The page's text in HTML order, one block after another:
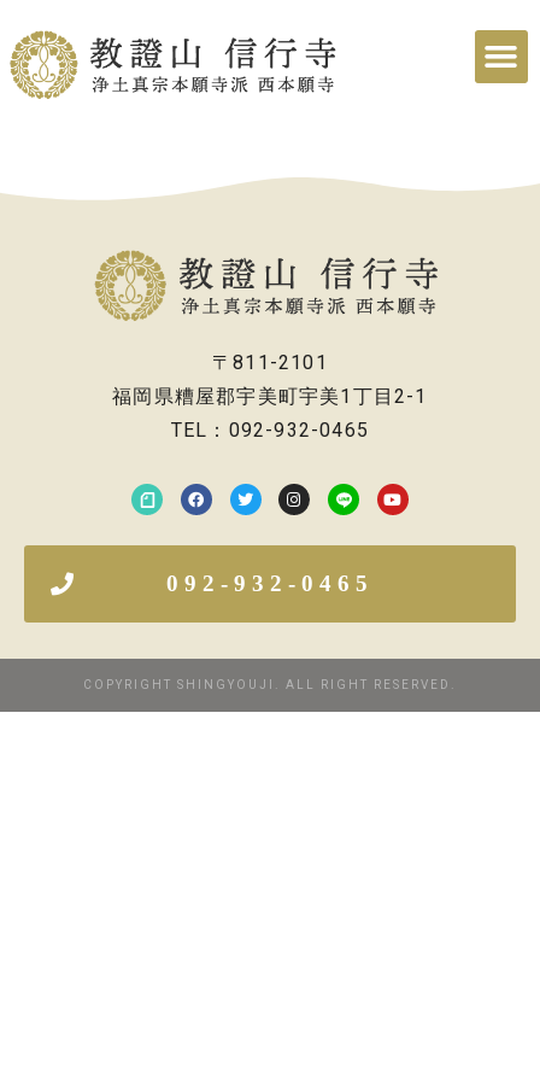
〒811-2101
福岡県糟屋郡宇美町宇美1丁目2-1
TEL：092-932-0465
092-932-0465
COPYRIGHT SHINGYOUJI. ALL RIGHT RESERVED.